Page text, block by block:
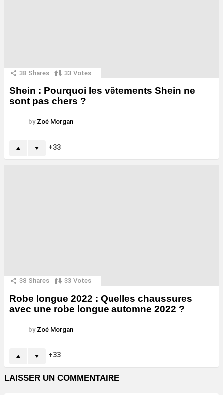
38 Shares 33 Votes
Shein : Pourquoi les vêtements Shein ne
sont pas chers ?
by Zoé Morgan
33
38 Shares 33 Votes
Robe longue 2022 : Quelles chaussures
avec une robe longue automne 2022 ?
by Zoé Morgan
33
LAISSER UN COMMENTAIRE